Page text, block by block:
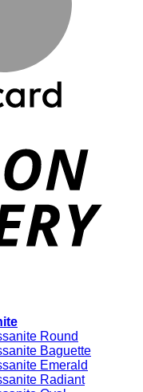
Round
Baguette
Emerald
Radiant